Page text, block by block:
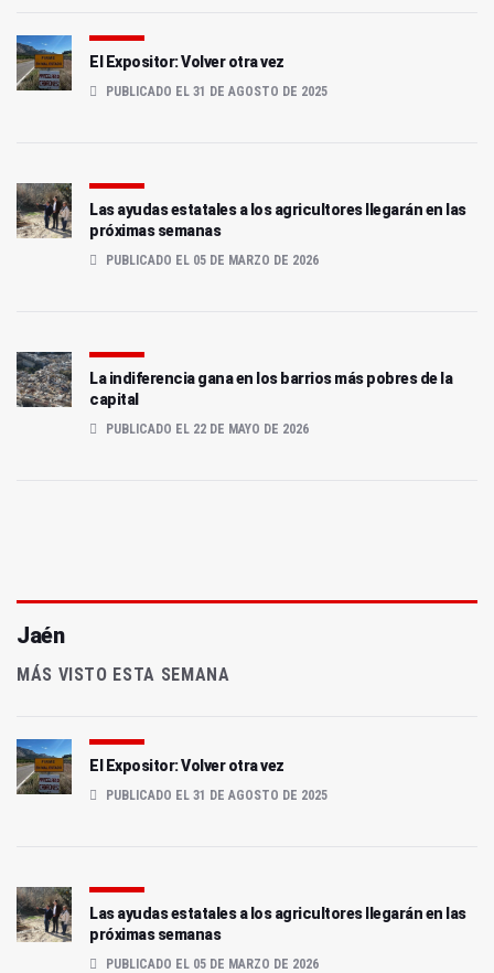
El Expositor: Volver otra vez
PUBLICADO EL 31 DE AGOSTO DE 2025
Las ayudas estatales a los agricultores llegarán en las
próximas semanas
PUBLICADO EL 05 DE MARZO DE 2026
La indiferencia gana en los barrios más pobres de la
capital
PUBLICADO EL 22 DE MAYO DE 2026
Jaén
MÁS VISTO ESTA SEMANA
El Expositor: Volver otra vez
PUBLICADO EL 31 DE AGOSTO DE 2025
Las ayudas estatales a los agricultores llegarán en las
próximas semanas
PUBLICADO EL 05 DE MARZO DE 2026